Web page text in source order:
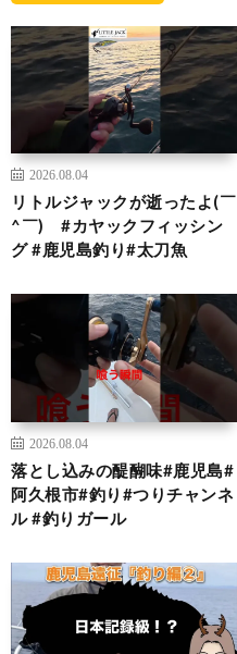
2026.08.04
リトルジャックが逝ったよ(￣
^￣)ゞ#カヤックフィッシン
グ #鹿児島釣り#太刀魚
2026.08.04
落とし込みの醍醐味#鹿児島#
阿久根市#釣り#つりチャンネ
ル #釣りガール